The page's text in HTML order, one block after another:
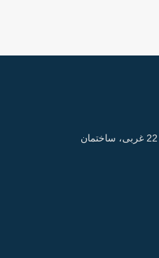
سعادت اباد، علامه شمالی، 22 غربی، ساختمان